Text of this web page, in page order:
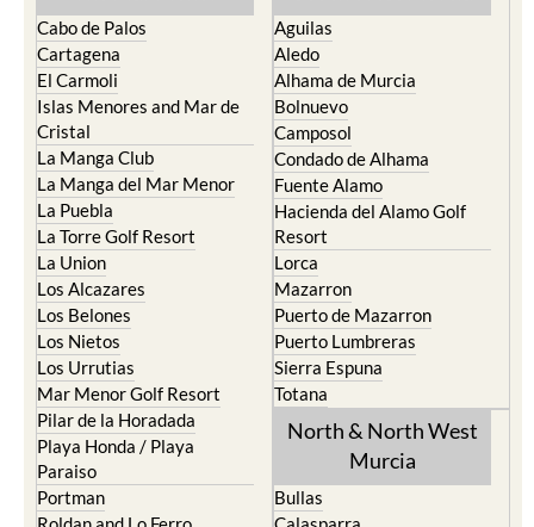
The Mar Menor
Cabo de Palos
Cartagena
El Carmoli
Islas Menores and Mar de
Cristal
La Manga Club
La Manga del Mar Menor
La Puebla
La Torre Golf Resort
La Union
Los Alcazares
Los Belones
Los Nietos
Los Urrutias
Mar Menor Golf Resort
Pilar de la Horadada
Playa Honda / Playa
Paraiso
South West Murcia
Aguilas
Aledo
Alhama de Murcia
Bolnuevo
Camposol
Condado de Alhama
Fuente Alamo
Hacienda del Alamo Golf
Resort
Lorca
Mazarron
Puerto de Mazarron
Puerto Lumbreras
Sierra Espuna
Totana
North & North West